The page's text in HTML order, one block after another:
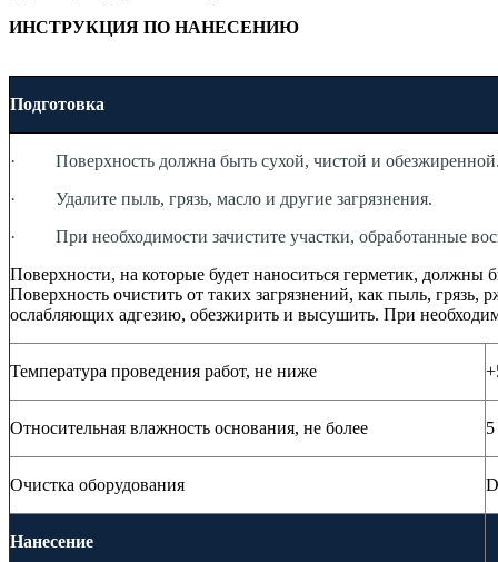
ИНСТРУКЦИЯ ПО НАНЕСЕНИЮ
Подготовка
· Поверхность должна быть сухой, чистой и
· Удалите пыль, грязь, масло и другие загрязнения.
· При необходимости зачистите участки, обработанные
Поверхности, на которые будет наноситься герметик,
Поверхность очистить от таких загрязнений, как пыль, грязь,
ослабляющих адгезию, обезжирить и высушить. При
Температура проведения работ, не ниже
Относительная влажность основания, не более
Очистка оборудования
Нанесение